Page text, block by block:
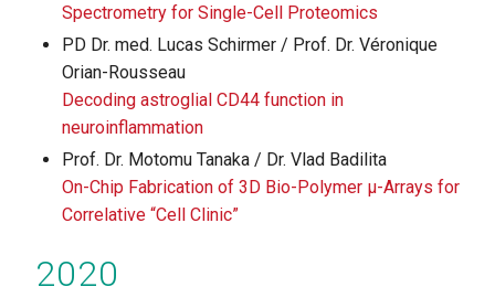
Spectrometry for Single-Cell Proteomics
PD Dr. med. Lucas Schirmer / Prof. Dr. Véronique
Orian-Rousseau
Decoding astroglial CD44 function in
neuroinflammation
Prof. Dr. Motomu Tanaka / Dr. Vlad Badilita
On-Chip Fabrication of 3D Bio-Polymer µ-Arrays for
Correlative “Cell Clinic”
2020